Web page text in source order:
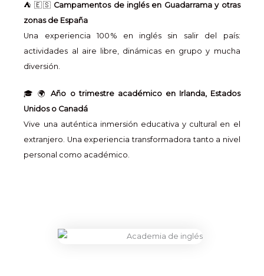
⛺ 🇪🇸 Campamentos de inglés en Guadarrama y otras
zonas de España
Una experiencia 100 % en inglés sin salir del país:
actividades al aire libre, dinámicas en grupo y mucha
diversión.
🎓 🌍Año o trimestre académico en Irlanda, Estados
Unidos o Canadá
Vive una auténtica inmersión educativa y cultural en el
extranjero. Una experiencia transformadora tanto a nivel
personal como académico.